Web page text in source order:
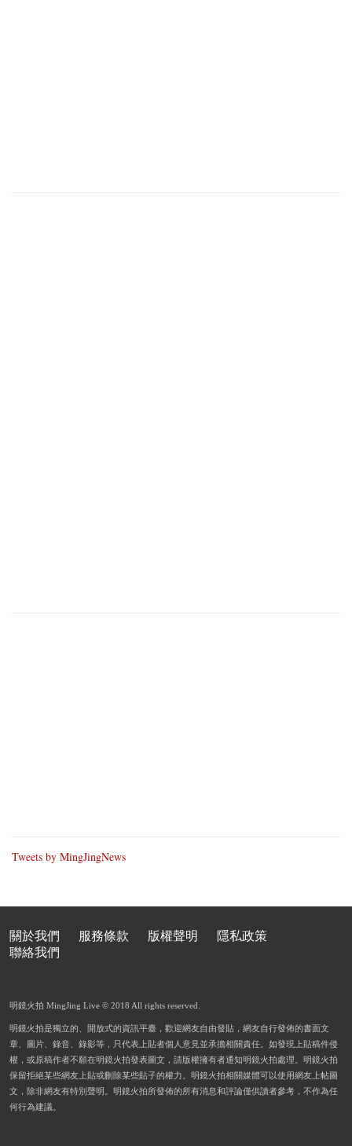
Tweets by MingJingNews
關於我們 服務條款 版權聲明
隱私政策
聯絡我們
明鏡火拍 MingJing Live © 2018 All rights reserved.
明鏡火拍是獨立的、開放式的資訊平臺，歡迎網友自由發貼，網友自行發佈的書面文
章、圖片、錄音、錄影等，只代表上貼者個人意見並承擔相關責任。如發現上貼稿件侵
權，或原稿作者不願在明鏡火拍發表圖文，請版權擁有者通知明鏡火拍處理。明鏡火拍
保留拒絕某些網友上貼或刪除某些貼子的權力。明鏡火拍相關媒體可以使用網友上帖圖
文，除非網友有特別聲明。明鏡火拍所發佈的所有消息和評論僅供讀者參考，不作為任
何行為建議。